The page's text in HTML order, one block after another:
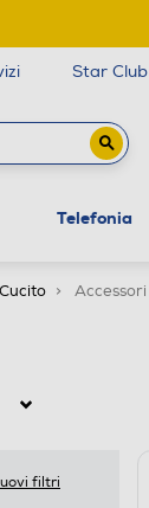
Star Club
Telefonia
Accessori
filtri